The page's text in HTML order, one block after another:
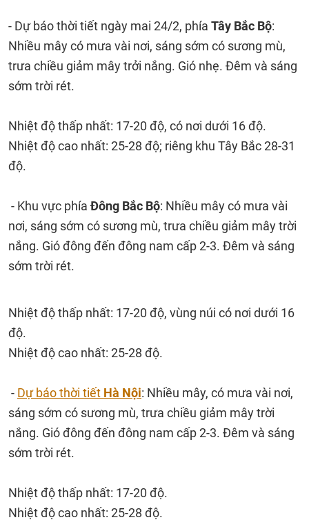
- Dự báo thời tiết ngày mai 24/2, phía Tây Bắc Bộ:
Nhiều mây có mưa vài nơi, sáng sớm có sương mù,
trưa chiều giảm mây trởi nắng. Gió nhẹ. Đêm và sáng
sớm trời rét.
Nhiệt độ thấp nhất: 17-20 độ, có nơi dưới 16 độ.
Nhiệt độ cao nhất: 25-28 độ; riêng khu Tây Bắc 28-31
độ.
- Khu vực phíaĐông Bắc Bộ: Nhiều mây có mưa vài
nơi, sáng sớm có sương mù, trưa chiều giảm mây trời
nắng. Gió đông đến đông nam cấp 2-3. Đêm và sáng
sớm trời rét.
Nhiệt độ thấp nhất: 17-20 độ, vùng núi có nơi dưới 16
độ.
Nhiệt độ cao nhất: 25-28 độ.
- Dự báo thời tiết Hà Nội: Nhiều mây, có mưa vài nơi,
sáng sớm có sương mù, trưa chiều giảm mây trời
nắng. Gió đông đến đông nam cấp 2-3. Đêm và sáng
sớm trời rét.
Nhiệt độ thấp nhất: 17-20 độ.
Nhiệt độ cao nhất: 25-28 độ.